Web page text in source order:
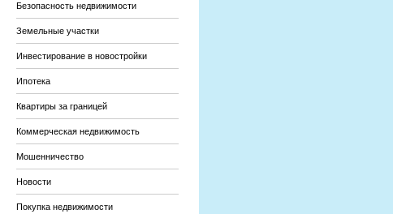
Безопасность недвижимости
Земельные участки
Инвестирование в новостройки
Ипотека
Квартиры за границей
Коммерческая недвижимость
Мошенничество
Новости
Покупка недвижимости